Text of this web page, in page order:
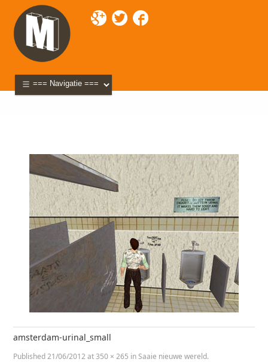
amsterdam-urinal_small
Published21/06/2012 at350 × 265 inSaaie nieuwe wereld.